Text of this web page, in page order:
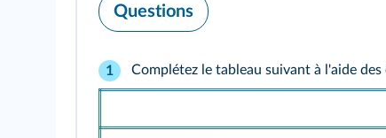
Questions
1 Complétez le tableau suivant à l'aide des